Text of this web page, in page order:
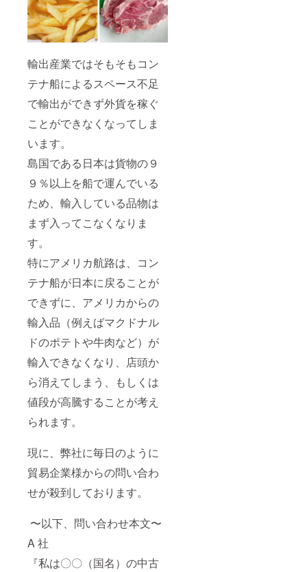
輸出産業ではそもそもコン
テナ船によるスペース不⾜
で輸出ができず外貨を稼ぐ
ことができなくなってしま
います。
島国である⽇本は貨物の９
９％以上を船で運んでいる
ため、輸⼊している品物は
まず⼊ってこなくなりま
す。
特にアメリカ航路は、コン
テナ船が⽇本に戻ることが
できずに、アメリカからの
輸⼊品（例えばマクドナル
ドのポテトや⽜⾁など）が
輸⼊できなくなり、店頭か
ら消えてしまう、もしくは
値段が⾼騰することが考え
られます。
現に、弊社に毎⽇のように
貿易企業様からの問い合わ
せが殺到しております。
〜以下、問い合わせ本⽂〜
A 社
『私は〇〇（国名）の中古